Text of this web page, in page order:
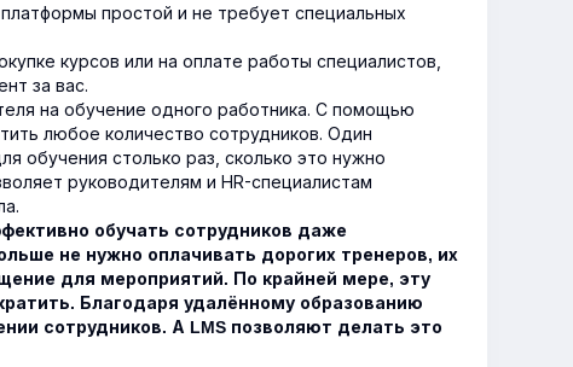
простой и не требует специальных
курсов или на оплате работы специалистов,
за вас.
на обучение одного работника. С помощью
любое количество сотрудников. Один
обучения столько раз, сколько это нужно
руководителям и HR-специалистам
обучать сотрудников даже
не нужно оплачивать дорогих тренеров, их
для мероприятий. По крайней мере, эту
Благодаря удалённому образованию
сотрудников. А LMS позволяют делать это